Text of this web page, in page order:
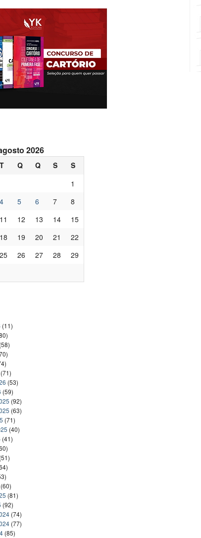
2026
T Q Q S
S
1
4 5 6 7
8
11 12 13 14
15
18 19 20 21
22
25 26 27 28
29
(11)
(58)
(71)
(53)
(59)
(92)
(63)
(71)
(40)
(41)
(51)
(60)
(81)
(92)
(74)
(77)
(85)